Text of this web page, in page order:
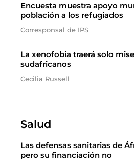
Encuesta muestra apoyo
población a los refugiados
Corresponsal de IPS
La xenofobia traerá solo
sudafricanos
Cecilia Russell
Salud
Las defensas sanitarias de
pero su financiación no